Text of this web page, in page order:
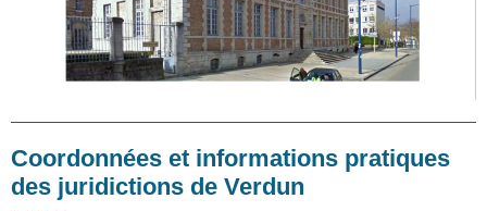
Coordonnées et informations pratiques
des juridictions de Verdun